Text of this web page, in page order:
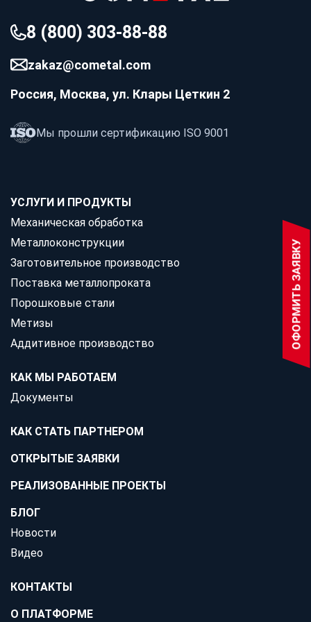
ОФОРМИТЬ ЗАЯВКУ
Новости
Видео
Как мы работаем
О платформе
Для партнеров
Хотите работать с COMETAL?
Станьте партнером, и вы сможете выбрать любые
заказы.
Открытые заявки 28
загружать производственные мощности и
партнерам в области изготовления продукции из
металла.
Как стать партнером
8 (800) 303-88-88
zakaz@cometal.com
Россия, Москва, ул. Клары Цеткин 2
Мы прошли сертификацию ISO 9001
УСЛУГИ И ПРОДУКТЫ
Механическая обработка
Металлоконструкции
Заготовительное производство
Поставка металлопроката
Порошковые стали
Метизы
Аддитивное производство
КАК МЫ РАБОТАЕМ
Документы
КАК СТАТЬ ПАРТНЕРОМ
ОТКРЫТЫЕ ЗАЯВКИ
РЕАЛИЗОВАННЫЕ ПРОЕКТЫ
БЛОГ
Новости
Видео
КОНТАКТЫ
О ПЛАТФОРМЕ